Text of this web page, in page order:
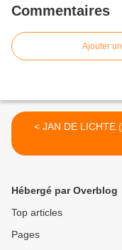
Commentaires
Ajouter
< JAN DE LICHTE
Hébergé par Overblog
Top articles
Pages